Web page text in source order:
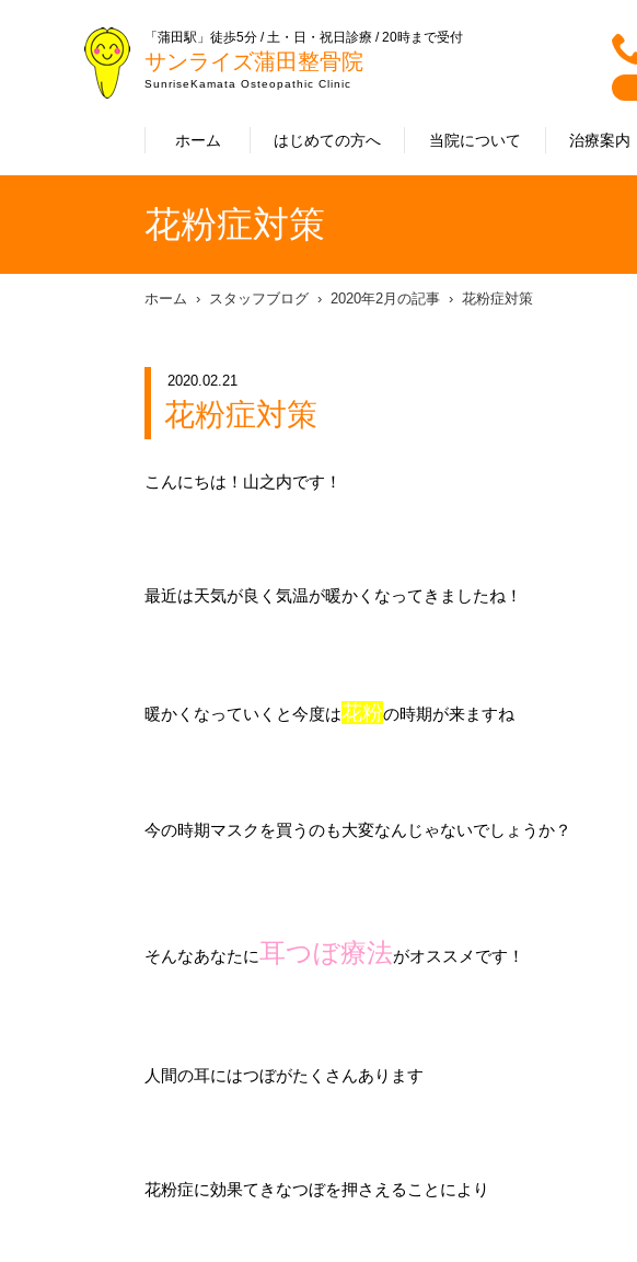
「蒲田駅」徒歩5分 / 土・日・祝日診療 / 20時まで受付
サンライズ蒲田整骨院
SunriseKamata Osteopathic Clinic
ホーム はじめての方へ 当院について 治療案内
花粉症対策
ホーム スタッフブログ 2020年2月の記事 花粉症対策
2020.02.21
花粉症対策
こんにちは！山之内です！
最近は天気が良く気温が暖かくなってきましたね！
暖かくなっていくと今度は花粉の時期が来ますね
今の時期マスクを買うのも大変なんじゃないでしょうか？
そんなあなたに耳つぼ療法がオススメです！
人間の耳にはつぼがたくさんあります
花粉症に効果てきなつぼを押さえることにより